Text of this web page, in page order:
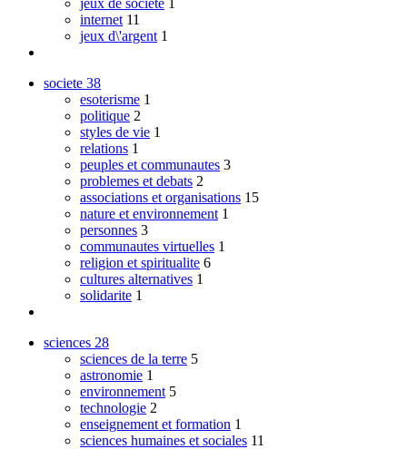
jeux de societe 1
internet 11
jeux d\'argent 1
societe 38
esoterisme 1
politique 2
styles de vie 1
relations 1
peuples et communautes 3
problemes et debats 2
associations et organisations 15
nature et environnement 1
personnes 3
communautes virtuelles 1
religion et spiritualite 6
cultures alternatives 1
solidarite 1
sciences 28
sciences de la terre 5
astronomie 1
environnement 5
technologie 2
enseignement et formation 1
sciences humaines et sociales 11